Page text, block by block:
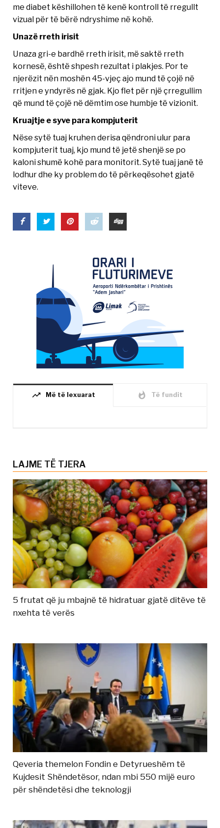
me diabet këshillohen të kenë kontroll të rregullt
vizual për të bërë ndryshime në kohë.
Unazë rreth irisit
Unaza gri-e bardhë rreth irisit, më saktë rreth
kornesë, është shpesh rezultat i plakjes. Por te
njerëzit nën moshën 45-vjeç ajo mund të çojë në
rritjen e yndyrës në gjak. Kjo flet për një çrregullim
që mund të çojë në dëmtim ose humbje të vizionit.
Kruajtje e syve para kompjuterit
Nëse sytë tuaj kruhen derisa qëndroni ulur para
kompjuterit tuaj, kjo mund të jetë shenjë se po
kaloni shumë kohë para monitorit. Sytë tuaj janë të
lodhur dhe ky problem do të përkeqësohet gjatë
viteve.
trending_up Më të lexuarat whatshot Të fundit
LAJME TË TJERA
5 frutat që ju mbajnë të hidratuar gjatë ditëve të
nxehta të verës
Qeveria themelon Fondin e Detyrueshëm të
Kujdesit Shëndetësor, ndan mbi 550 mijë euro
për shëndetësi dhe teknologji